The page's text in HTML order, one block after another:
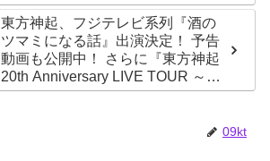
き」をMAKIと勘違い？ 爆笑トーク
も大公開【ABEMA】
東方神起、フジテレビ系列『酒の
ツマミになる話』出演決定！ 予告
動画も公開中！ さらに『東方神起
20th Anniversary LIVE TOUR ～
ZONE～』東京ドーム追加公演が決
09kt